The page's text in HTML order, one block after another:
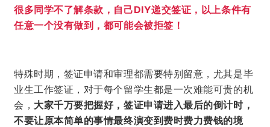
很多同学不了解条款，自己DIY递交签证，以上条件有
任意一个没有做到，都可能会被拒签！
特殊时期，签证申请和审理都需要特别留意，尤其是毕
业生工作签证，对于每个留学生都是一次难能可贵的机
会， 大家千万要把握好，签证申请进入最后的倒计时，
不要让原本简单的事情最终演变到费时费力费钱的境